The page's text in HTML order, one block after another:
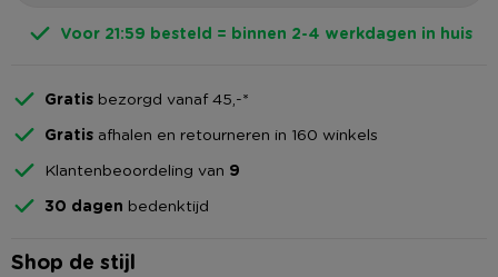
Voor 21:59 besteld = binnen 2-4 werkdagen in huis
Gratis bezorgd vanaf 45,-*
Gratis afhalen en retourneren in 160 winkels
Klantenbeoordeling van 9
30 dagen bedenktijd
Shop de stijl